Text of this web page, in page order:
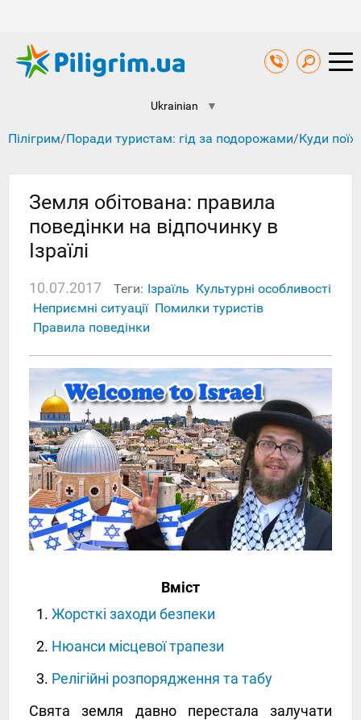
Ukrainian ▼
Пілігрим/Поради туристам: гід за подорожами/Куди
Земля обітована: правила
поведінки на відпочинку в
Ізраїлі
10.07.2017 Теги: Ізраїль Культурні особливості
Неприємні ситуації Помилки туристів
Правила поведінки
Вміст
Жорсткі заходи безпеки
Нюанси місцевої трапези
Релігійні розпорядження та табу
Свята земля давно перестала залучати